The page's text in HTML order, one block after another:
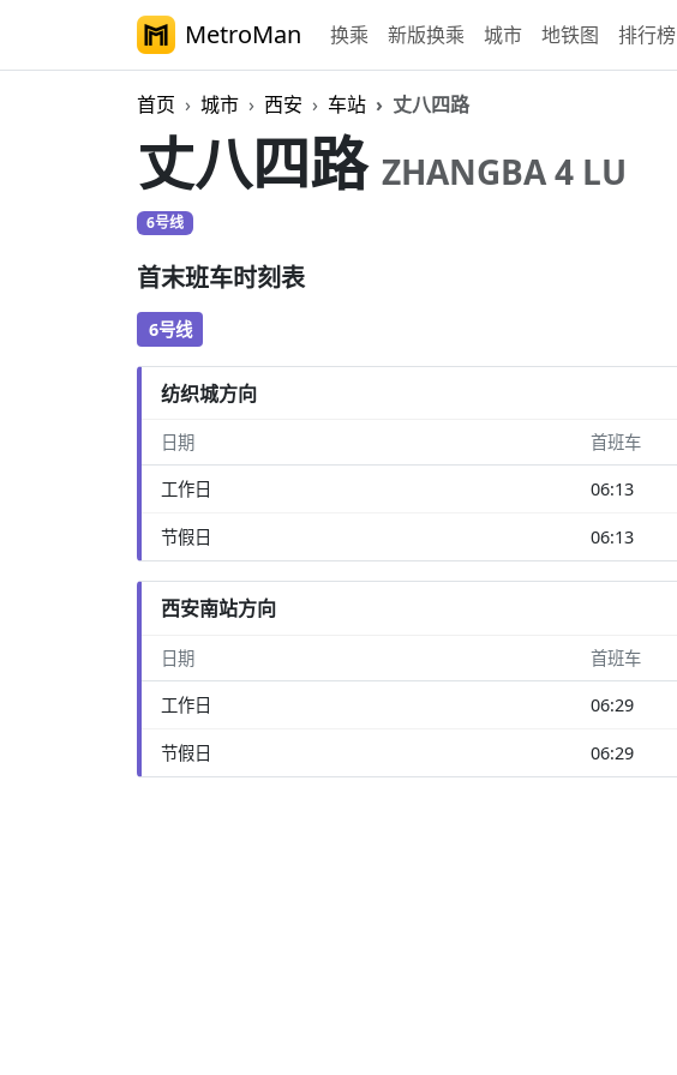
MetroMan 换乘 新版换乘 城市 地铁图 排行榜
首页 城市 西安 车站 丈八四路
丈八四路 ZHANGBA 4 LU
6号线
首末班车时刻表
6号线
纺织城方向
日期 首班车
工作日 06:13
节假日 06:13
西安南站方向
日期 首班车
工作日 06:29
节假日 06:29